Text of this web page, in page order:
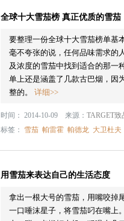
全球十大雪茄榜 真正优质的雪茄
要整理一份全球十大雪茄榜单基
毫不夸张的说，任何品味需求的
及浓度的雪茄中找到适合的那一
单上还是涵盖了几款古巴烟，因
整的。 详细>>
时间： 2014-10-09 来源： TARGET致
标签： 雪茄 帕雷霍 帕德龙 大卫杜夫
用雪茄来表达自己的生活态度
拿出一根大号的雪茄，用嘴咬掉
一口唾沫星子，将雪茄叼在嘴上